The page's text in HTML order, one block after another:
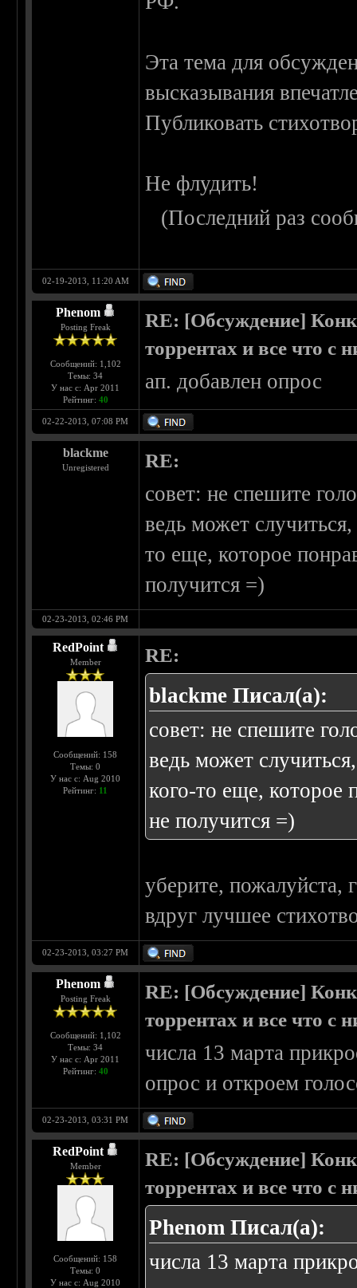
Эта тема для
высказывания
Публиковать
Не флудить!
(Последний раз
02-19-2013, 11:20 AM
Phenom
Posting Freak
Сообщений: 1,102
Темы: 34
У нас с: Apr 2011
Рейтинг: 40
RE: [Обсуждение]
торрентах и все что с
ап. добавлен опрос
02-22-2013, 07:08 PM
blackme
Unregistered RE:
совет: не спешите
ведь может
то еще, которое
получится =)
02-23-2013, 02:46 PM
RedPoint
Member
Сообщений: 158
Темы: 0
У нас с: Aug 2010
Рейтинг: 11
RE:
blackme Писал(а):
совет: не спешите
ведь может
кого-то еще, которое
не получится =)
уберите, пожалуйста,
вдруг лучшее
02-23-2013, 03:27 PM
Phenom
Posting Freak
Сообщений: 1,102
Темы: 34
У нас с: Apr 2011
Рейтинг: 40
RE: [Обсуждение]
торрентах и все что с
числа 13 марта
опрос и откроем
02-23-2013, 03:31 PM
RedPoint
Member
Сообщений: 158
Темы: 0
У нас с: Aug 2010
RE: [Обсуждение]
торрентах и все что с
Phenom Писал(а):
числа 13 марта